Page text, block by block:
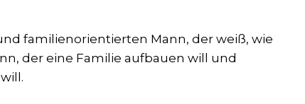
familienorientierten Mann, der weiß, wie
der eine Familie aufbauen will und